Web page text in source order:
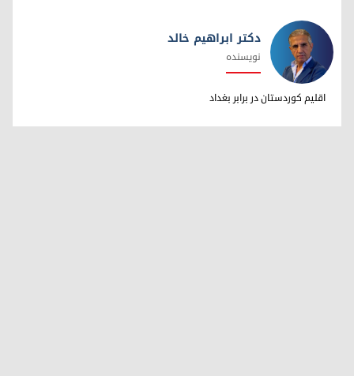
دکتر ابراهیم خالد
دکتر ابراهیم خالد
نویسنده
اقلیم کوردستان در برابر بغداد